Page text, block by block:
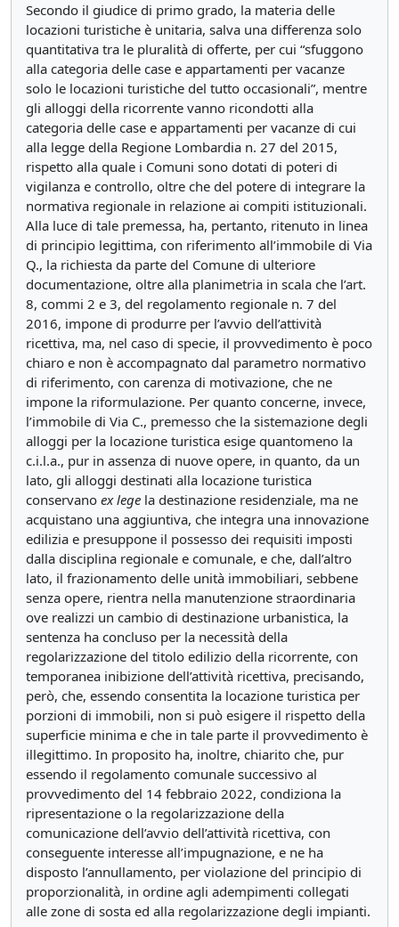
Secondo il giudice di primo grado, la materia delle
locazioni turistiche è unitaria, salva una differenza solo
quantitativa tra le pluralità di offerte, per cui “sfuggono
alla categoria delle case e appartamenti per vacanze
solo le locazioni turistiche del tutto occasionali”, mentre
gli alloggi della ricorrente vanno ricondotti alla
categoria delle case e appartamenti per vacanze di cui
alla legge della Regione Lombardia n. 27 del 2015,
rispetto alla quale i Comuni sono dotati di poteri di
vigilanza e controllo, oltre che del potere di integrare la
normativa regionale in relazione ai compiti istituzionali.
Alla luce di tale premessa, ha, pertanto, ritenuto in linea
di principio legittima, con riferimento all’immobile di Via
Q., la richiesta da parte del Comune di ulteriore
documentazione, oltre alla planimetria in scala che l’art.
8, commi 2 e 3, del regolamento regionale n. 7 del
2016, impone di produrre per l’avvio dell’attività
ricettiva, ma, nel caso di specie, il provvedimento è poco
chiaro e non è accompagnato dal parametro normativo
di riferimento, con carenza di motivazione, che ne
impone la riformulazione. Per quanto concerne, invece,
l’immobile di Via C., premesso che la sistemazione degli
alloggi per la locazione turistica esige quantomeno la
c.i.l.a., pur in assenza di nuove opere, in quanto, da un
lato, gli alloggi destinati alla locazione turistica
conservano ex lege la destinazione residenziale, ma ne
acquistano una aggiuntiva, che integra una innovazione
edilizia e presuppone il possesso dei requisiti imposti
dalla disciplina regionale e comunale, e che, dall’altro
lato, il frazionamento delle unità immobiliari, sebbene
senza opere, rientra nella manutenzione straordinaria
ove realizzi un cambio di destinazione urbanistica, la
sentenza ha concluso per la necessità della
regolarizzazione del titolo edilizio della ricorrente, con
temporanea inibizione dell’attività ricettiva, precisando,
però, che, essendo consentita la locazione turistica per
porzioni di immobili, non si può esigere il rispetto della
superficie minima e che in tale parte il provvedimento è
illegittimo. In proposito ha, inoltre, chiarito che, pur
essendo il regolamento comunale successivo al
provvedimento del 14 febbraio 2022, condiziona la
ripresentazione o la regolarizzazione della
comunicazione dell’avvio dell’attività ricettiva, con
conseguente interesse all’impugnazione, e ne ha
disposto l’annullamento, per violazione del principio di
proporzionalità, in ordine agli adempimenti collegati
alle zone di sosta ed alla regolarizzazione degli impianti.